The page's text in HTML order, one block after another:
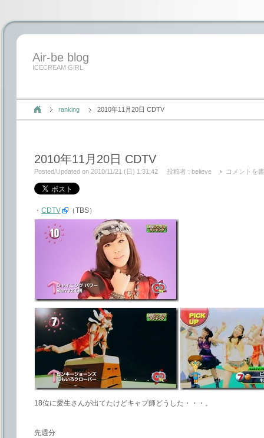
Air-be blog
ICECREAM GIRL
ranking 2010年11月20日 CDTV
2010年11月20日 CDTV
Posted/Updated on 2010/11/21 (日) 1:31:42 投稿者 : believe コメントを
・ CDTV （TBS）
18位に愛生さんが出てたけどキャプ師どうした・・・。
先週分